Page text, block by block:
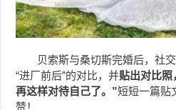
贝索斯与桑切斯完婚后，社
“进厂前后”的对比，并贴出对比照
再这样对待自己了。”短短一篇贴
赞！